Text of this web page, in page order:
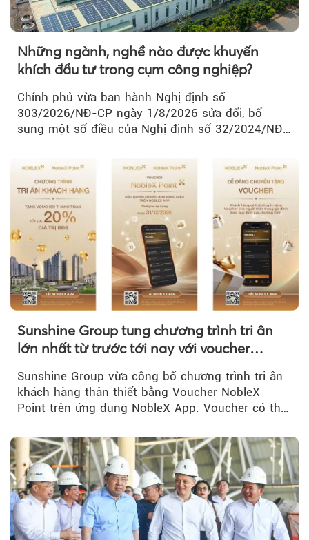
Những ngành, nghề nào được khuyến
khích đầu tư trong cụm công nghiệp?
Chính phủ vừa ban hành Nghị định số
303/2026/NĐ-CP ngày 1/8/2026 sửa đổi, bổ
sung một số điều của Nghị định số 32/2024/NĐ-
Sunshine Group tung chương trình tri ân
lớn nhất từ trước tới nay với voucher
Sunshine Group vừa công bố chương trình tri ân
khách hàng thân thiết bằng Voucher NobleX
Point trên ứng dụng NobleX App. Voucher có thể